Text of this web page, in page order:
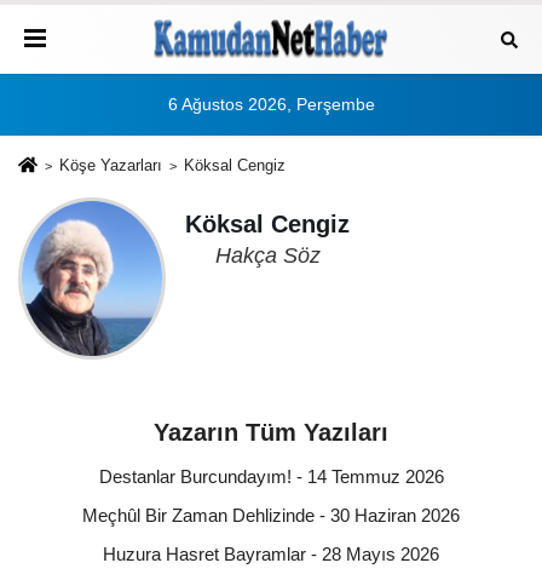
6 Ağustos 2026, Perşembe
Köşe Yazarları Köksal Cengiz
Köksal Cengiz
Hakça Söz
Yazarın Tüm Yazıları
Destanlar Burcundayım! - 14 Temmuz 2026
Meçhûl Bir Zaman Dehlizinde - 30 Haziran 2026
Huzura Hasret Bayramlar - 28 Mayıs 2026